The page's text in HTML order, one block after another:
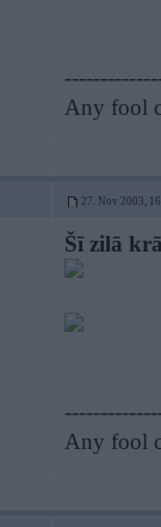
Any fool
27. Nov 2003,
Šī zilā
Any fool